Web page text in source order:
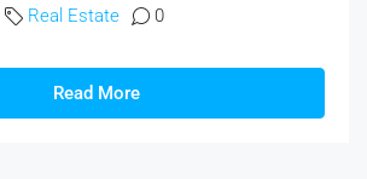
Real Estate 0
Read More